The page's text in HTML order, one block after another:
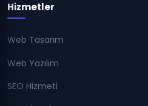
Hizmetler
Web Tasarım
Web Yazılım
SEO Hizmeti